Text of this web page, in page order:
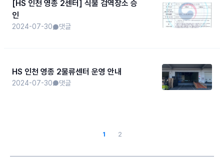
[HS 인천 영종 2센터] 식물 검역장소 승
인
2024-07-30 댓글
HS 인천 영종 2물류센터 운영 안내
2024-07-30 댓글
1 2